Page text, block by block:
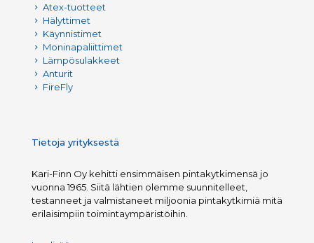
Atex-tuotteet
Hälyttimet
Käynnistimet
Moninapaliittimet
Lämpösulakkeet
Anturit
FireFly
Tietoja yrityksestä
Kari-Finn Oy kehitti ensimmäisen pintakytkimensä jo
vuonna 1965. Siitä lähtien olemme suunnitelleet,
testanneet ja valmistaneet miljoonia pintakytkimiä mitä
erilaisimpiin toimintaympäristöihin.